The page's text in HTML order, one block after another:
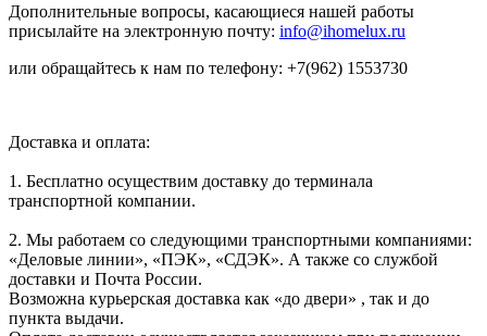
Дополнительные вопросы, касающиеся нашей работы
присылайте на электронную почту: info@ihomelux.ru
или обращайтесь к нам по телефону: +7(962) 1553730
Доставка и оплата:
1. Бесплатно осуществим доставку до терминала
транспортной компании.
2. Мы работаем со следующими транспортными компаниями:
«Деловые линии», «ПЭК», «СДЭК». А также со службой
доставки и Почта России.
Возможна курьерская доставка как «до двери» , так и до
пункта выдачи.